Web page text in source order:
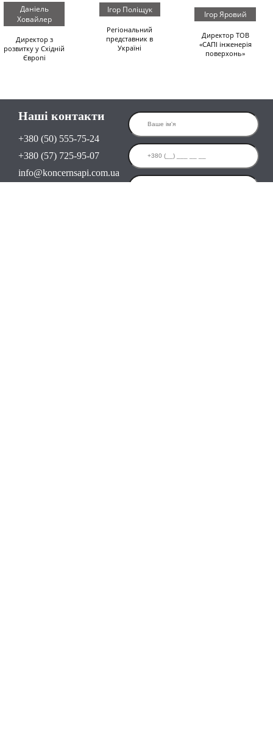
Даніель
Ховайлер
Директор з
розвитку у Східній
Європі
Ігор Поліщук
Регіональний
представник в
Україні
Ігор Яровий
Директор ТОВ
«САПІ інженерія
поверхонь»
Наші контакти
+380 (50) 555-75-24
+380 (57) 725-95-07
info@koncernsapi.com.ua